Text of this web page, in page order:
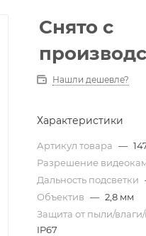
Снято с
Нашли дешевле?
Характеристики
Артикул товара —
Разрешение
Дальность подсветки
Объектив — 2,8 мм
Защита от пыли/
IP67